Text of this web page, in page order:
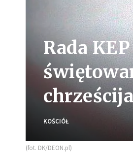
Rada
KOŚCIÓŁ
(fot. DK/DEON.pl)